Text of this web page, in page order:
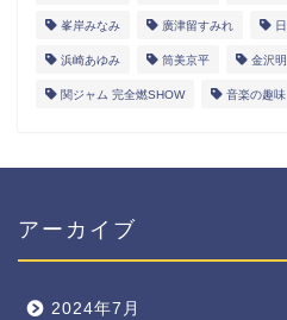
峯岸みなみ 廣津留すみれ
浜崎あゆみ 筒美京平 金沢
関ジャム 完全燃SHOW 音楽の趣味
アーカイブ
2024年7月